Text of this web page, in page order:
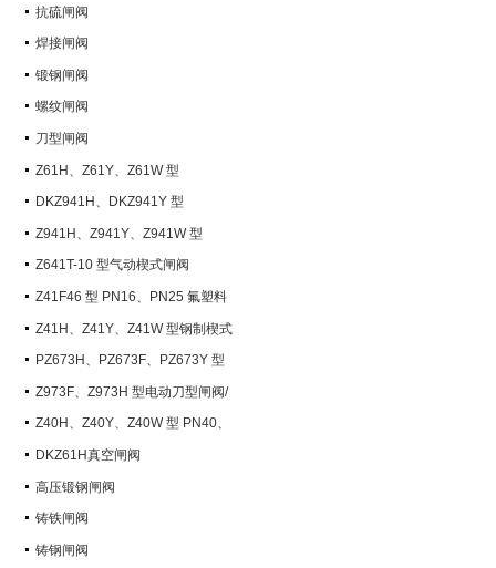
抗硫闸阀
焊接闸阀
锻钢闸阀
螺纹闸阀
刀型闸阀
Z61H、Z61Y、Z61W 型
PN100~PN160 承插焊楔式闸阀
DKZ941H、DKZ941Y 型
PN10~PN100 钢制真空闸阀
Z941H、Z941Y、Z941W 型
PN100~PN200 钢制电动楔式闸阀
Z641T-10 型气动楔式闸阀
Z41F46 型 PN16、PN25 氟塑料
衬里楔式闸阀
Z41H、Z41Y、Z41W 型钢制楔式
闸阀PZ673H、PZ673F、PZ673Y 型
气动刀型闸阀/刀闸阀
Z973F、Z973H 型电动刀型闸阀/
刀闸阀
Z40H、Z40Y、Z40W 型 PN40、
PN63 钢制楔式闸阀
DKZ61H真空闸阀
高压锻钢闸阀
铸铁闸阀
铸钢闸阀